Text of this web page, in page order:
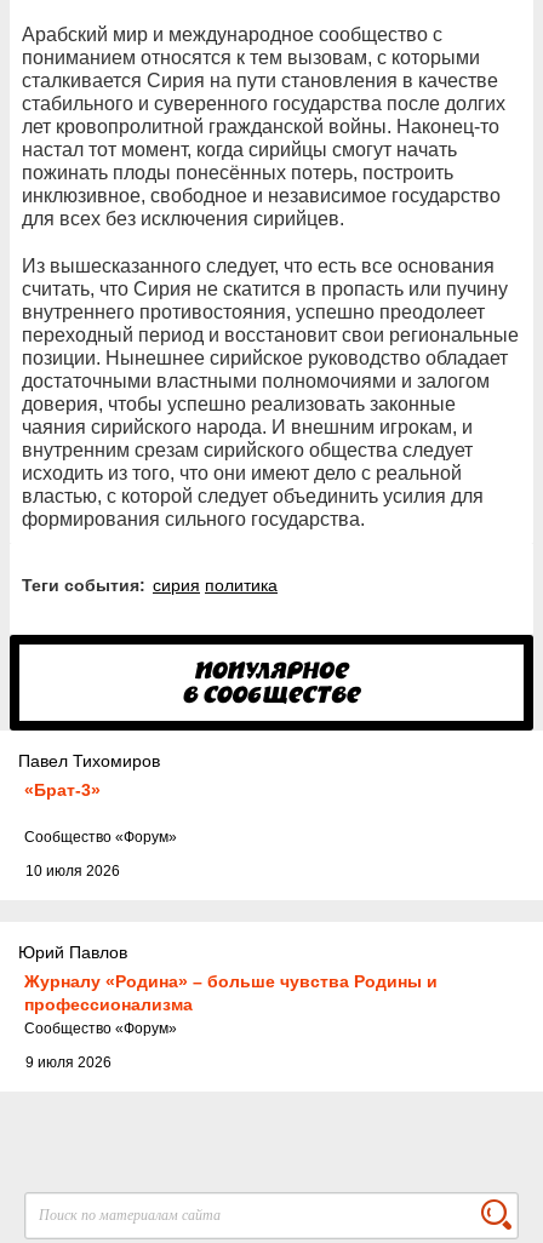
Арабский мир и международное сообщество с
пониманием относятся к тем вызовам, с которыми
сталкивается Сирия на пути становления в качестве
стабильного и суверенного государства после долгих
лет кровопролитной гражданской войны. Наконец-то
настал тот момент, когда сирийцы смогут начать
пожинать плоды понесённых потерь, построить
инклюзивное, свободное и независимое государство
для всех без исключения сирийцев.
Из вышесказанного следует, что есть все основания
считать, что Сирия не скатится в пропасть или пучину
внутреннего противостояния, успешно преодолеет
переходный период и восстановит свои региональные
позиции. Нынешнее сирийское руководство обладает
достаточными властными полномочиями и залогом
доверия, чтобы успешно реализовать законные
чаяния сирийского народа. И внешним игрокам, и
внутренним срезам сирийского общества следует
исходить из того, что они имеют дело с реальной
властью, с которой следует объединить усилия для
формирования сильного государства.
Теги события: сирия политика
Павел Тихомиров
«Брат-3»
10 июля 2026
Cообщество «Форум»
Юрий Павлов
Журналу «Родина» – больше чувства Родины и
профессионализма
9 июля 2026
Cообщество «Форум»